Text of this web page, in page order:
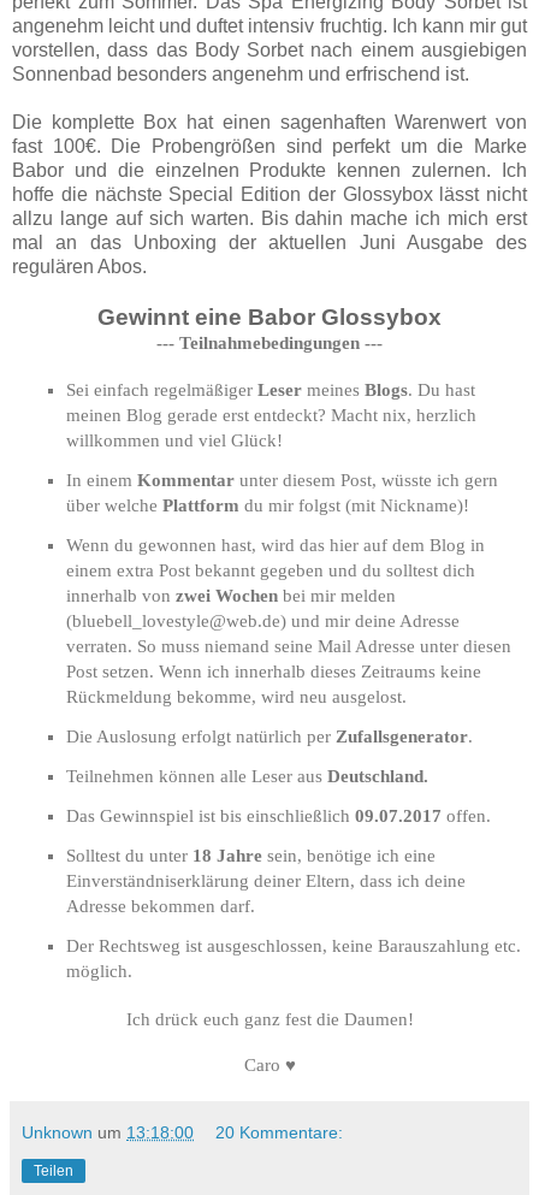
angenehm leicht und duftet intensiv fruchtig. Ich kann mir gut
vorstellen, dass das Body Sorbet nach einem ausgiebigen
Sonnenbad besonders angenehm und erfrischend ist.
Die komplette Box hat einen sagenhaften Warenwert von
fast 100€. Die Probengrößen sind perfekt um die Marke
Babor und die einzelnen Produkte kennen zulernen. Ich
hoffe die nächste Special Edition der Glossybox lässt nicht
allzu lange auf sich warten. Bis dahin mache ich mich erst
mal an das Unboxing der aktuellen Juni Ausgabe des
regulären Abos.
Gewinnt eine Babor Glossybox
--- Teilnahmebedingungen ---
Sei einfach regelmäßiger Leser meines Blogs. Du hast
meinen Blog gerade erst entdeckt? Macht nix, herzlich
willkommen und viel Glück!
In einem Kommentar unter diesem Post, wüsste ich gern
über welche Plattform du mir folgst (mit Nickname)!
Wenn du gewonnen hast, wird das hier auf dem Blog in
einem extra Post bekannt gegeben und du solltest dich
innerhalb von zwei Wochen bei mir melden
(bluebell_lovestyle@web.de) und mir deine Adresse
verraten. So muss niemand seine Mail Adresse unter diesen
Post setzen. Wenn ich innerhalb dieses Zeitraums keine
Rückmeldung bekomme, wird neu ausgelost.
Die Auslosung erfolgt natürlich per Zufallsgenerator.
Teilnehmen können alle Leser aus Deutschland.
Das Gewinnspiel ist bis einschließlich 09.07.2017 offen.
Solltest du unter 18 Jahre sein, benötige ich eine
Einverständniserklärung deiner Eltern, dass ich deine
Adresse bekommen darf.
Der Rechtsweg ist ausgeschlossen, keine Barauszahlung etc.
möglich.
Ich drück euch ganz fest die Daumen!
Caro ♥
Unknown um 13:18:00 20 Kommentare:
Teilen